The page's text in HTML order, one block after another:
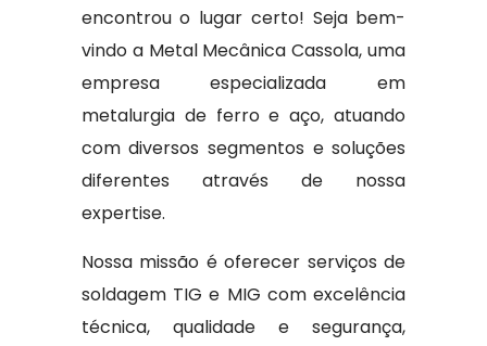
encontrou o lugar certo! Seja bem-
vindo a Metal Mecânica Cassola, uma
empresa especializada em
metalurgia de ferro e aço, atuando
com diversos segmentos e soluções
diferentes através de nossa
expertise.
Nossa missão é oferecer serviços de
soldagem TIG e MIG com excelência
técnica, qualidade e segurança,